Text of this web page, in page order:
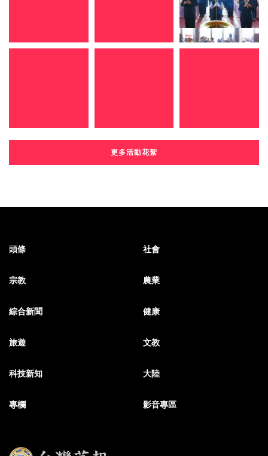
更多活動花絮
頭條 社會
宗教 農業
綜合新聞 健康
旅遊 文教
科技新知 大陸
專欄 影音專區